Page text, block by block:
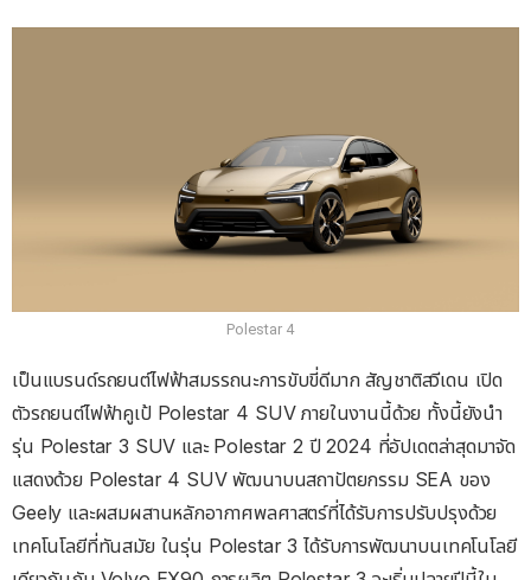
Polestar 4
เป็นแบรนด์รถยนต์ไฟฟ้าสมรรถนะการขับขี่ดีมาก สัญชาติสวีเดน เปิด
ตัวรถยนต์ไฟฟ้าคูเป้ Polestar 4 SUV ภายในงานนี้ด้วย ทั้งนี้ยังนำ
รุ่น Polestar 3 SUV และ Polestar 2 ปี 2024 ที่อัปเดตล่าสุดมาจัด
แสดงด้วย Polestar 4 SUV พัฒนาบนสถาปัตยกรรม SEA ของ
Geely และผสมผสานหลักอากาศพลศาสตร์ที่ได้รับการปรับปรุงด้วย
เทคโนโลยีที่ทันสมัย ในรุ่น Polestar 3 ได้รับการพัฒนาบนเทคโนโลยี